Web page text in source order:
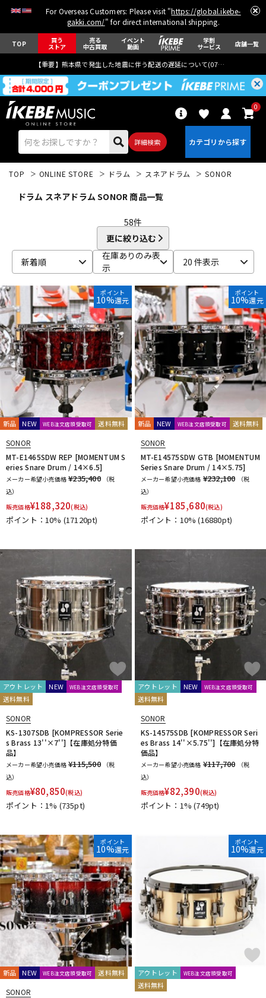
For Overseas Customers: Please visit "https://global.ikebe-
gakki.com/" for direct international shipping.
TOP 買う
ストア
売る
中古買取
イベント
動画
学割
サービス 店舗一覧
【重要】熊本県で発生した地震に伴う配送の遅延について(07月29日
詳細検索
0
ベース ウクレレ
ドラム パーカッション
キーボード 電子ピアノ
管楽器 その他楽器
アンプ エフェクター
配信/ライブ機器 楽器アクセサリ
中古 ヴィンテージ
TOP ONLINE STORE ドラム スネアドラム SONOR
ドラム スネアドラム SONOR 商品一覧
58件
更に絞り込む
新着順
在庫ありのみ表
示
20 件表示
ポイント
10%還元
新品 NEW WEB注文店頭受取可 送料無料
SONOR
MT-E1465SDW REP [MOMENTUM S
eries Snare Drum / 14×6.5]
メーカー希望小売価格 ¥235,400
（税
込）
販売価格¥188,320(税込)
ポイント：10% (17120pt)
ポイント
10%還元
新品 NEW WEB注文店頭受取可 送料無料
SONOR
MT-E14575SDW GTB [MOMENTUM
Series Snare Drum / 14×5.75]
メーカー希望小売価格 ¥232,100
（税
込）
販売価格¥185,680(税込)
ポイント：10%(16880pt)
アウトレット NEW WEB注文店頭受取可
送料無料
SONOR
KS-1307SDB [KOMPRESSOR Serie
s Brass 13''×7'']【在庫処分特価
品】
メーカー希望小売価格 ¥115,500
（税
込）
販売価格¥80,850(税込)
ポイント：1% (735pt)
アウトレット NEW WEB注文店頭受取可
送料無料
SONOR
KS-14575SDB [KOMPRESSOR Seri
es Brass 14''×5.75'']【在庫処分特
価品】
メーカー希望小売価格 ¥117,700
（税
込）
販売価格¥82,390(税込)
ポイント：1%(749pt)
ポイント
10%還元
新品 NEW WEB注文店頭受取可 送料無料
SONOR
ポイント
10%還元
アウトレット WEB注文店頭受取可
送料無料